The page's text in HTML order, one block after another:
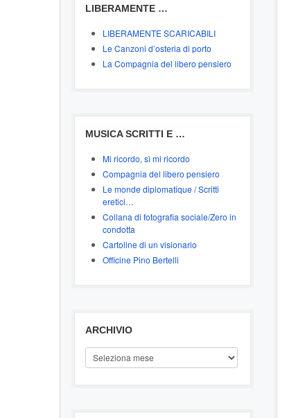
LIBERAMENTE …
LIBERAMENTE SCARICABILI
Le Canzoni d’osteria di porto
La Compagnia del libero pensiero
MUSICA SCRITTI E …
Mi ricordo, sì mi ricordo
Compagnia del libero pensiero
Le monde diplomatique / Scritti
eretici…
Collana di fotografia sociale/Zero in
condotta
Cartoline di un visionario
Officine Pino Bertelli
ARCHIVIO
ARCHIVIO